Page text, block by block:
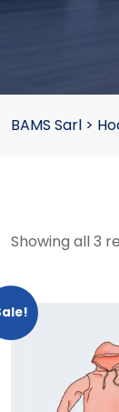
BAMS Sarl >
Showing all 3